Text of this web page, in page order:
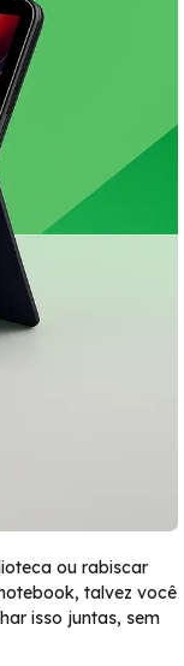
ou rabiscar
talvez você
isso juntas, sem